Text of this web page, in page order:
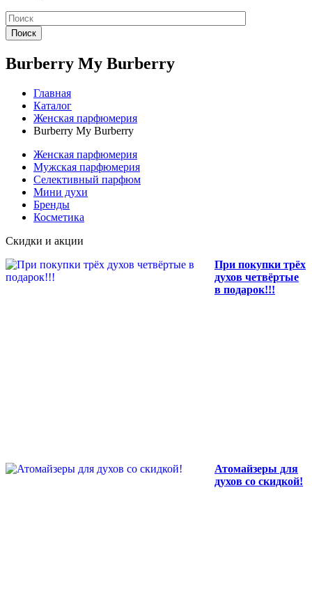
Поиск
Burberry My Burberry
Главная
Каталог
Женская парфюмерия
Burberry My Burberry
Женская парфюмерия
Мужская парфюмерия
Селективный парфюм
Мини духи
Бренды
Косметика
Скидки и акции
При покупки трёх
духов четвёртые
в подарок!!!
Атомайзеры для
духов со скидкой!